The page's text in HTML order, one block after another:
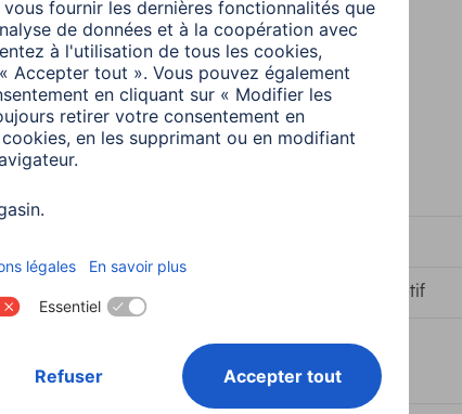
Sans Design/Motif
Plastique